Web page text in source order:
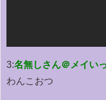
3:名無しさん＠メイい
わんこおつ